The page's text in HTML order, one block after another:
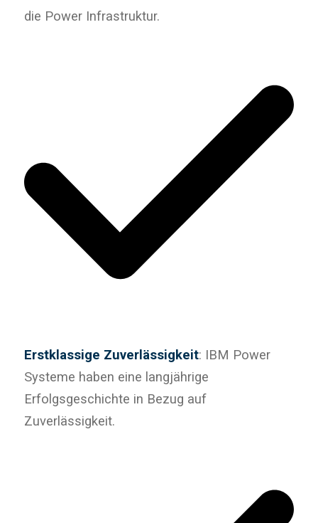
die Power Infrastruktur.
Erstklassige Zuverlässigkeit: IBM Power
Systeme haben eine langjährige
Erfolgsgeschichte in Bezug auf
Zuverlässigkeit.